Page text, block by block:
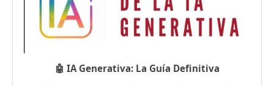
🤖 IA Generativa: La Guía Definitiva